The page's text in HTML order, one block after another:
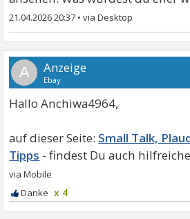
21.04.2026 20:37 •
A
Hallo Anchiwa4964,
Small Talk,
Tipps
x 4